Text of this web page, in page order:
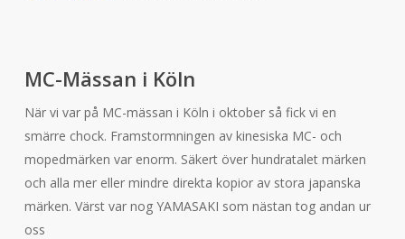
MC-Mässan i Köln
När vi var på MC-mässan i Köln i oktober så fick vi en
smärre chock. Framstormningen av kinesiska MC- och
mopedmärken var enorm. Säkert över hundratalet märken
och alla mer eller mindre direkta kopior av stora japanska
märken. Värst var nog YAMASAKI som nästan tog andan ur
oss